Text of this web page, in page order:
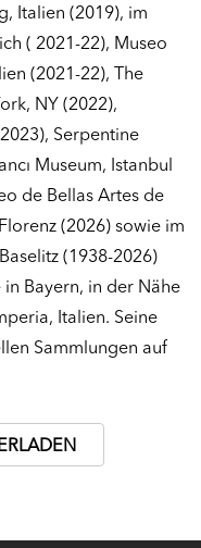
Italien (2019), im
( 2021-22), Museo
(2021-22), The
NY (2022),
Serpentine
Museum, Istanbul
de Bellas Artes de
(2026) sowie im
(1938-2026)
Bayern, in der Nähe
Italien. Seine
Sammlungen auf